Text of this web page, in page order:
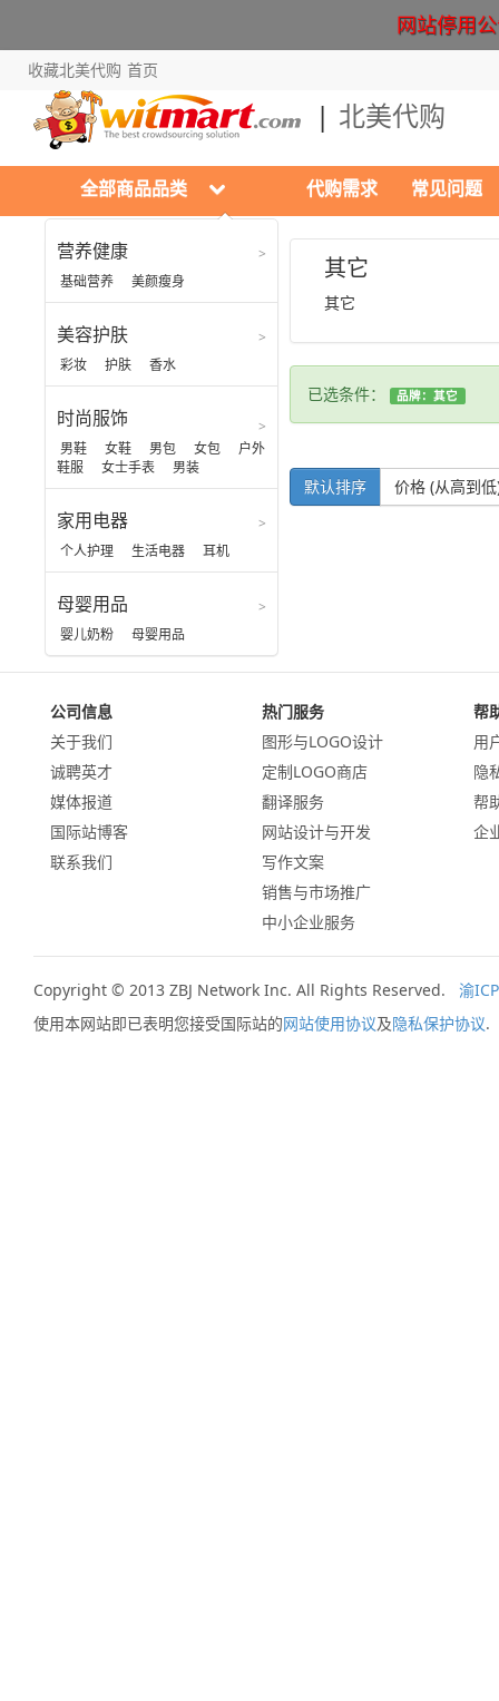
网站停用
收藏北美代购 首页
北美代购
全部商品品类
营养健康
基础营养 美颜瘦身
美容护肤
彩妆 护肤 香水
时尚服饰
男鞋 女鞋 男包 女包
户外
鞋服
女士手表 男装
家用电器
个人护理 生活电器 耳机
母婴用品
婴儿奶粉 母婴用品
代购需求 常见问题
时尚服饰
男鞋
女鞋
男包
女包
户外鞋服
女士手表
其它
其它
已选条件： 品牌：其它
默认排序 价格 (从高到
公司信息
关于我们
诚聘英才
媒体报道
国际站博客
联系我们
热门服务
图形与LOGO设计
定制LOGO商店
翻译服务
网站设计与开发
写作文案
销售与市场推广
中小企业服务
帮
用
隐
帮
企
Copyright © 2013 ZBJ Network Inc. All Rights Reserved. 渝
使用本网站即已表明您接受国际站的网站使用协议及隐私保护协议.